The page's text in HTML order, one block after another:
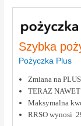
Szybka
Pożyczka Plus
Zmiana na
TERAZ
Maksymalna
RRSO wynosi